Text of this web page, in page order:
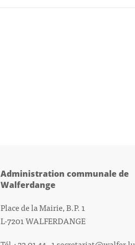
Administration communale de
Walferdange
Place de la Mairie, B.P. 1
L-7201 WALFERDANGE